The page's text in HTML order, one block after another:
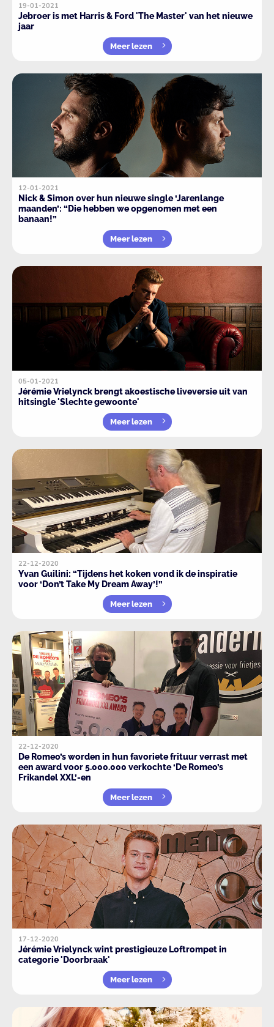
19-01-2021
Jebroer is met Harris & Ford 'The Master' van het nieuwe
jaar
Meer lezen
12-01-2021
Nick & Simon over hun nieuwe single ‘Jarenlange
maanden’: “Die hebben we opgenomen met een
banaan!”
Meer lezen
05-01-2021
Jérémie Vrielynck brengt akoestische liveversie uit van
hitsingle 'Slechte gewoonte'
Meer lezen
22-12-2020
Yvan Guilini: “Tijdens het koken vond ik de inspiratie
voor ‘Don’t Take My Dream Away’!”
Meer lezen
22-12-2020
De Romeo’s worden in hun favoriete frituur verrast met
een award voor 5.000.000 verkochte ‘De Romeo’s
Frikandel XXL’-en
Meer lezen
17-12-2020
Jérémie Vrielynck wint prestigieuze Loftrompet in
categorie 'Doorbraak'
Meer lezen